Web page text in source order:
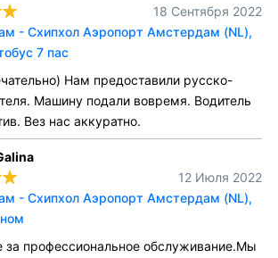
18 Сентября 2022
- Схипхол Аэропорт Амстердам (NL),
7 пас
Нам предоставили русско-
Машину подали вовремя. Водитель
Вез нас аккуратно.
12 Июля 2022
- Схипхол Аэропорт Амстердам (NL),
за профессиональное обслуживание.Мы